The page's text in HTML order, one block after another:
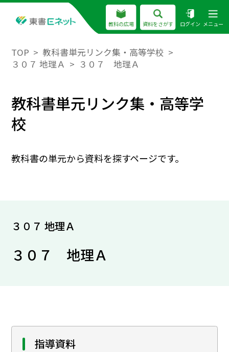
教科の広場 資料をさがす ログイン メニュー
TOP
教科書単元リンク集・高等学校
３０７ 地理Ａ
３０７ 地理Ａ
教科書単元リンク集・高等学
校
教科書の単元から資料を探すページです。
３０７ 地理Ａ
３０７ 地理Ａ
指導資料